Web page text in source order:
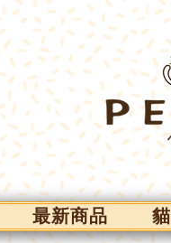
最新商品